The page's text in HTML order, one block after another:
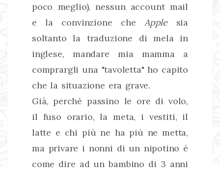
poco meglio), nessun account mail
e la convinzione che Applesia
soltanto la traduzione di mela in
inglese, mandare mia mamma a
comprargli una "tavoletta" ho capito
che la situazione era grave.
Già, perché passino le ore di volo,
il fuso orario, la meta, i vestiti, il
latte e chi più ne ha più ne metta,
ma privare i nonni di un nipotino é
come dire ad un bambino di 3 anni